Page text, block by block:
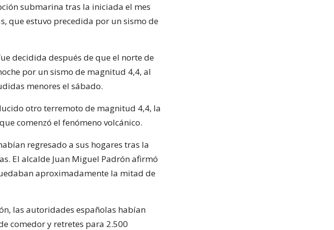
submarina tras la iniciada el mes
que estuvo precedida por un sismo de
decidida después de que el norte de
por un sismo de magnitud 4,4, al
menores el sábado.
otro terremoto de magnitud 4,4, la
comenzó el fenómeno volcánico.
regresado a sus hogares tras la
El alcalde Juan Miguel Padrón afirmó
aproximadamente la mitad de
las autoridades españolas habían
comedor y retretes para 2.500